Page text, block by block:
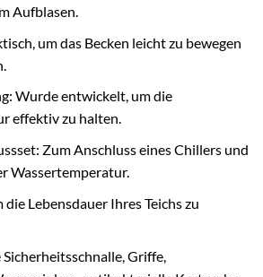
Aufblasen.
um das Becken leicht zu bewegen
Wurde entwickelt, um die
effektiv zu halten.
Zum Anschluss eines Chillers und
Wassertemperatur.
Lebensdauer Ihres Teichs zu
Griffe,